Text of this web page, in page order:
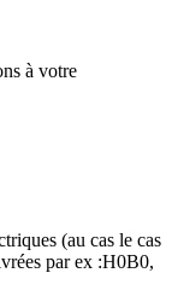
à votre
(au cas le cas
par ex :H0B0,